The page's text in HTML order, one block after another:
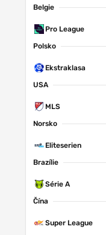
Belgie
Pro League
Polsko
Ekstraklasa
USA
MLS
Norsko
Eliteserien
Brazílie
Série A
Čína
Super League